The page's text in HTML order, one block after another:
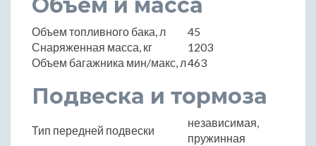
Объем и масса
Объем топливного бака, л
45
Снаряженная масса, кг
1203
Объем багажника мин/макс, л463
Подвеска и тормоза
Тип передней подвески
независимая,
пружинная